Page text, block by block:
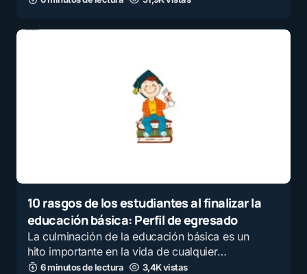
10 rasgos de los estudiantes al finalizar la
educación básica: Perfil de egresado
La culminación de la educación básica es un
hito importante en la vida de cualquier…
6 minutos de lectura 3,4K vistas